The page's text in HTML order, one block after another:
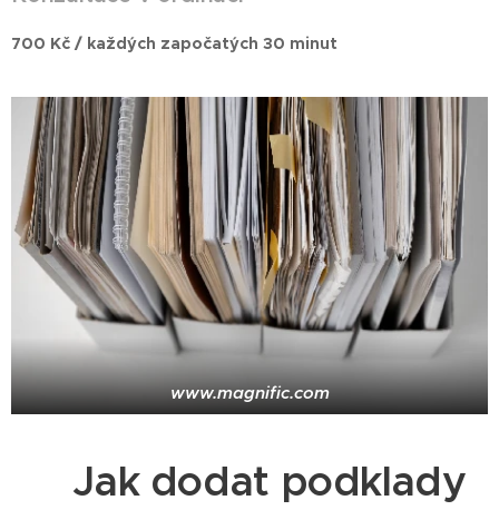
700 Kč / každých započatých 30 minut
www.magnific.com
📬 Jak dodat podklady